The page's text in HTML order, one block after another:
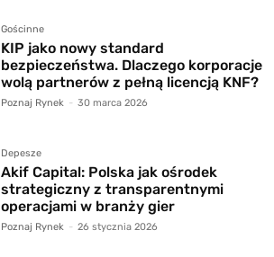
Gościnne
KIP jako nowy standard
bezpieczeństwa. Dlaczego korporacje
wolą partnerów z pełną licencją KNF?
Poznaj Rynek - 30 marca 2026
Depesze
Akif Capital: Polska jak ośrodek
strategiczny z transparentnymi
operacjami w branży gier
Poznaj Rynek - 26 stycznia 2026